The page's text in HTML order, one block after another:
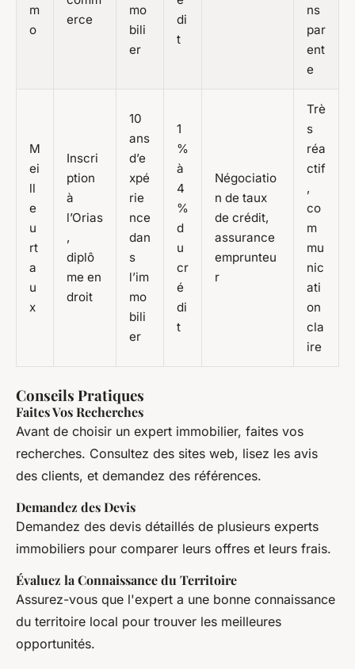
m
o
erce
mo
bili
er
di
t
ns
par
ent
e
M
ei
ll
e
u
rt
a
u
x
Inscri
ption
à
l’Orias
,
diplô
me en
droit
10
ans
d’e
xpé
rie
nce
dan
s
l’im
mo
bili
er
1
%
à
4
%
d
u
cr
é
di
t
Négociatio
n de taux
de crédit,
assurance
emprunteu
r
Trè
s
réa
ctif
,
co
m
mu
nic
ati
on
cla
ire
Conseils Pratiques
Faites Vos Recherches
Avant de choisir un expert immobilier, faites vos
recherches. Consultez des sites web, lisez les avis
des clients, et demandez des références.
Demandez des Devis
Demandez des devis détaillés de plusieurs experts
immobiliers pour comparer leurs offres et leurs frais.
Évaluez la Connaissance du Territoire
Assurez-vous que l'expert a une bonne connaissance
du territoire local pour trouver les meilleures
opportunités.